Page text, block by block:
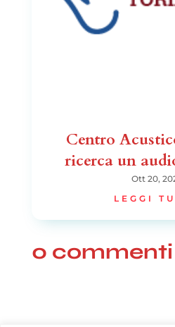
Centro
ricerca un
Ott 20,
LEGGI
0 commenti